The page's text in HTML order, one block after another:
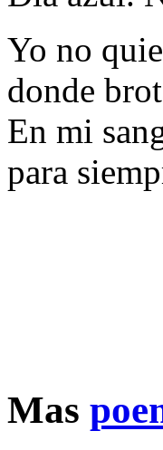
Yo no
donde
En mi
para
Mas